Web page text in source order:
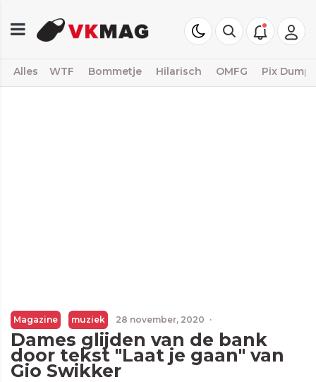
Alles WTF Bommetje Hilarisch OMFG Pix Dump
Magazine muziek 28 november, 2020 ·
Dames glijden van de bank
door tekst "Laat je gaan" van
Gio Swikker